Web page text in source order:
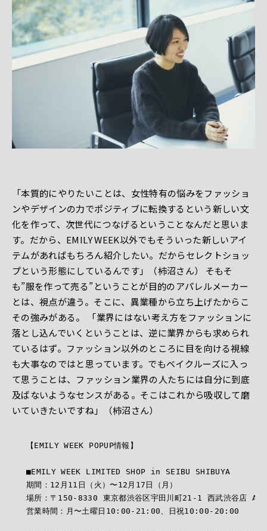
「本質的にやりたいことは、女性特有の悩みをファッショ
ンやデザインの力でポジティブに転換するという新しい文
化を作って、次世代につなげるということなんだと思いま
す。だから、EMILY WEEK以外でもそういった新しいアイ
テムがあればもちろん紹介したい。だからセレクトショッ
プという形態にしているんです」（柿沼さん） そもそ
も”服を作って売る”ということが目的のアパレルメーカー
とは、視点が違う。そこに、異業種から立ち上げたからこ
その強みがある。 「業界にはない考え方をファッションに
落とし込んでいくということは、逆に業界からも求められ
ているはず。ファッション以外のところに目を向ける視線
も大事なのではと思っています。でもベイクルーズに入っ
て思うことは、ファッション業界の人たちには自分に到底
及ばないようなセンスがある。そこはこれから吸収して磨
いていきたいですね」（柿沼さん）
【EMILY WEEK POPUP情報】
■EMILY WEEK LIMITED SHOP in SEIBU SHIBUYA
期間：12月11日（火）〜12月17日（月）
場所：〒150-8330 東京都渋谷区宇田川町21-1 西武渋谷店 A館
営業時間：月〜土曜日10:00-21:00、日祝10:00-20:00